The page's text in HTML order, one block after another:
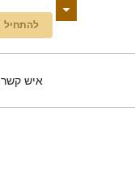
להתחיל
איש קשר